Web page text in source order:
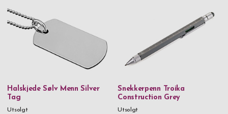
Rustfritt stål
Rustfritt stål & 18 karat gull
Rustfritt stål & PVD
Halskjede Sølv Menn Silver
Tag
Utsolgt
Snekkerpenn Troika
Construction Grey
Utsolgt